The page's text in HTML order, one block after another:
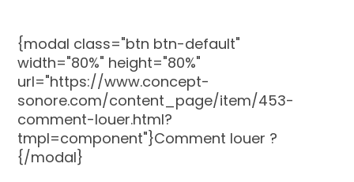
{modal class="btn btn-default"
width="80%" height="80%"
url="https://www.concept-
sonore.com/content_page/item/453-
comment-louer.html?
tmpl=component"}Comment louer ?
{/modal}